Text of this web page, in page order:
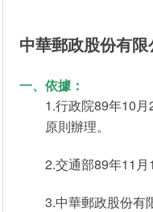
中華郵政股份有
一、 依據：
1.行政院89年10
原則辦理。
2.交通部89年11
3.中華郵政股份有